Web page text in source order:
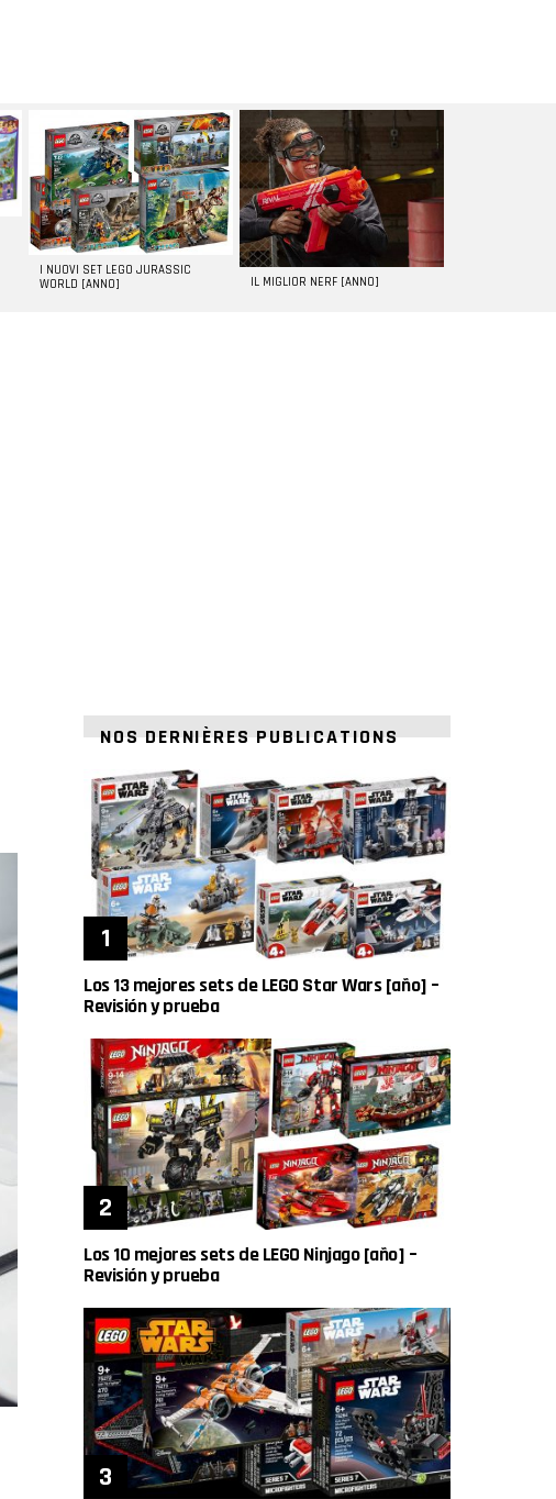
I NUOVI SET LEGO JURASSIC
WORLD [ANNO]
IL MIGLIOR NERF [ANNO]
NOS DERNIÈRES PUBLICATIONS
Los 13 mejores sets de LEGO Star Wars [año] –
Revisión y prueba
Los 10 mejores sets de LEGO Ninjago [año] –
Revisión y prueba